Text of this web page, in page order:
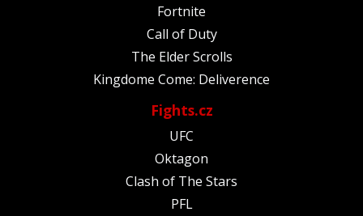
Fortnite
Call of Duty
The Elder Scrolls
Kingdome Come: Deliverence
Fights.cz
UFC
Oktagon
Clash of The Stars
PFL